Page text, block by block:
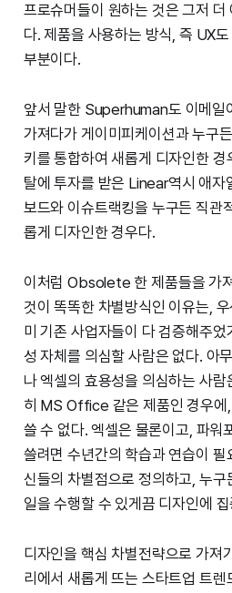
프로슈머들이 원하는 것은 그저 더
다. 제품을 사용하는 방식, 즉 UX도
부분이다.
앞서 말한 Superhuman도 이메일
가져다가 게이미피케이션과 누구
키를 통합하여 새롭게 디자인한 경
탈에 투자를 받은 Linear역시 애자
보드와 이슈트랙킹을 누구든 직관
롭게 디자인한 경우다.
이처럼 Obsolete 한 제품들을 가
것이 똑똑한 차별방식인 이유는,
미 기존 사업자들이 다 검증해주
성 자체를 의심할 사람은 없다. 아
나 엑셀의 효용성을 의심하는 사
히 MS Office 같은 제품인 경우에,
쓸 수 없다. 엑셀은 물론이고, 파워
쓸려면 수년간의 학습과 연습이
신들의 차별점으로 정의하고, 누구
일을 수행할 수 있게끔 디자인에
디자인을 핵심 차별전략으로 가져
리에서 새롭게 뜨는 스타트업 트